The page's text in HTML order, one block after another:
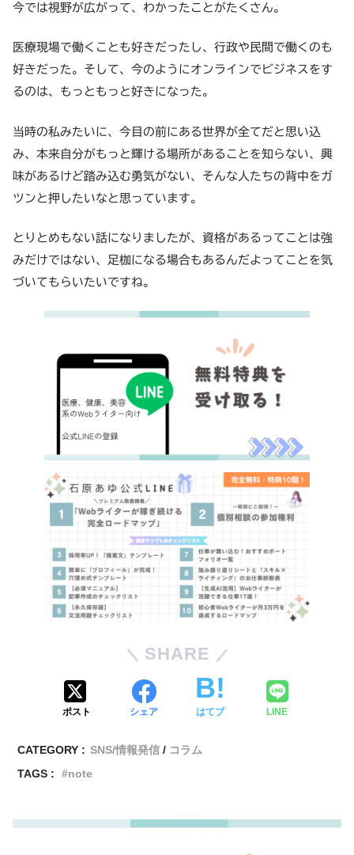
今では視野が広がって、わかったことがたくさん。
医療現場で働くことも好きだったし、行政や民間で働くのも
好きだった。そして、今のようにオンラインでビジネスをす
るのは、もっともっと好きになった。
当時の私みたいに、今目の前にある世界が全てだと思い込
み、本来自分がもっと輝ける場所があることを知らない、興
味があるけど踏み込む勇気がない、そんな人たちの背中をガ
ツンと押したいなと思っています。
とりとめもない話になりましたが、資格があるってことは強
みだけではない、足枷になる場合もあるんだよってことを気
づいてもらいたいですね。
SHARE
ポスト シェア はてブ LINE
CATEGORY : SNS/情報発信
コラム
TAGS :
note